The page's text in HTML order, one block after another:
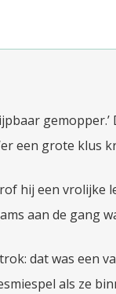
een grote klus
hij een vrolijke
aan de gang
dat was een
als ze